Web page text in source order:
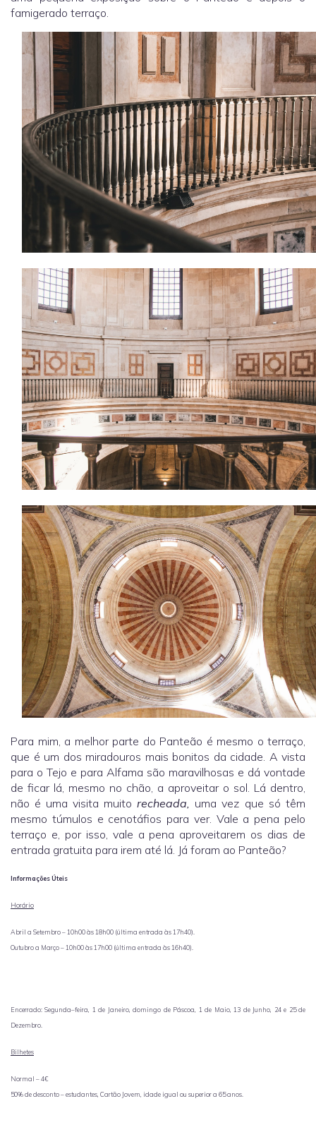
famigerado terraço.
Para mim, a melhor parte do Panteão é mesmo o terraço,
que é um dos miradouros mais bonitos da cidade. A vista
para o Tejo e para Alfama são maravilhosas e dá vontade
de ficar lá, mesmo no chão, a aproveitar o sol. Lá dentro,
não é uma visita muito recheada, uma vez que só têm
mesmo túmulos e cenotáfios para ver. Vale a pena pelo
terraço e, por isso, vale a pena aproveitarem os dias de
entrada gratuita para irem até lá. Já foram ao Panteão?
Informações Úteis
Horário
Abril a Setembro – 10h00 às 18h00 (última entrada às 17h40).
Outubro a Março – 10h00 às 17h00 (última entrada às 16h40).
Encerrado: Segunda–feira, 1 de Janeiro, domingo de Páscoa, 1 de Maio, 13 de Junho, 24 e 25 de
Dezembro.
Bilhetes
Normal – 4€
50% de desconto – estudantes, Cartão Jovem, idade igual ou superior a 65 anos.